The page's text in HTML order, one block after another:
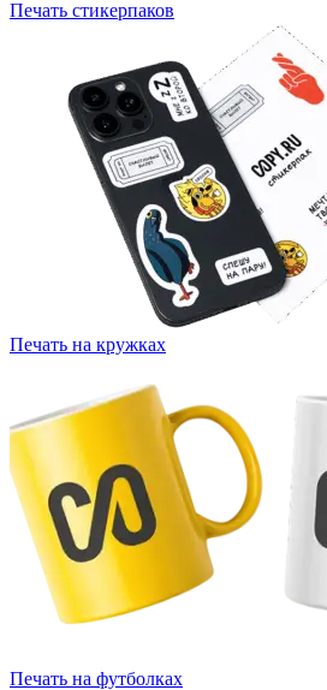
Печать стикерпаков
Печать на кружках
Печать на футболках